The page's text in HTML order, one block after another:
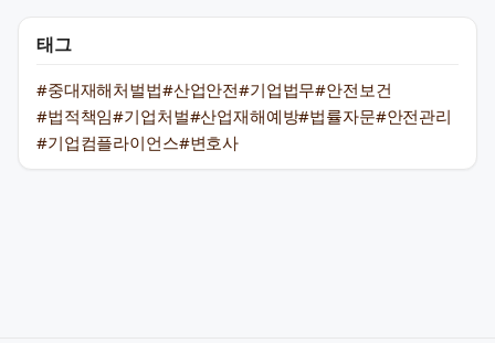
태그
#중대재해처벌법#산업안전#기업법무#안전보건
#법적책임#기업처벌#산업재해예방#법률자문#안전관리
#기업컴플라이언스#변호사